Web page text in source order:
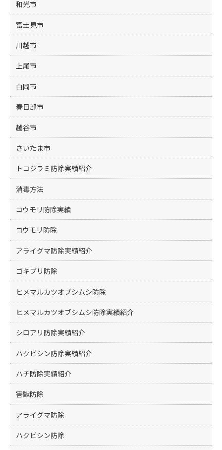
和光市
富士見市
川越市
上尾市
白岡市
春日部市
越谷市
さいたま市
トコジラミ防除実績紹介
消毒方法
コウモリ防除実績
コウモリ防除
アライグマ防除実績紹介
ゴキブリ防除
ヒメマルカツオブシムシ防除
ヒメマルカツオブシムシ防除実績紹介
シロアリ防除実績紹介
ハクビシン防除実績紹介
ハチ防除実績紹介
害獣防除
アライグマ防除
ハクビシン防除